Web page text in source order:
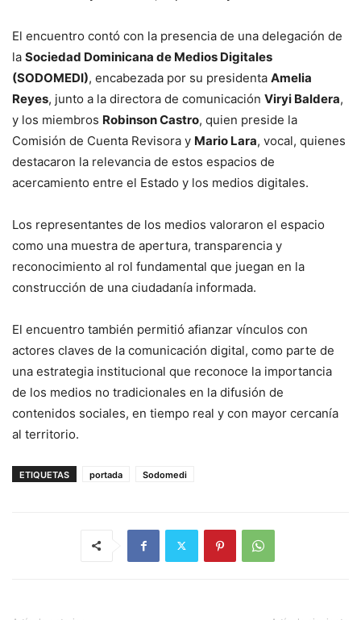
El encuentro contó con la presencia de una delegación de
la Sociedad Dominicana de Medios Digitales
(SODOMEDI), encabezada por su presidenta Amelia
Reyes, junto a la directora de comunicación Viryi Baldera,
y los miembros Robinson Castro, quien preside la
Comisión de Cuenta Revisora y Mario Lara, vocal, quienes
destacaron la relevancia de estos espacios de
acercamiento entre el Estado y los medios digitales.
Los representantes de los medios valoraron el espacio
como una muestra de apertura, transparencia y
reconocimiento al rol fundamental que juegan en la
construcción de una ciudadanía informada.
El encuentro también permitió afianzar vínculos con
actores claves de la comunicación digital, como parte de
una estrategia institucional que reconoce la importancia
de los medios no tradicionales en la difusión de
contenidos sociales, en tiempo real y con mayor cercanía
al territorio.
ETIQUETAS portada Sodomedi